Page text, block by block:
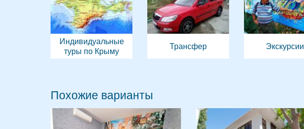
Индивидуальные
туры по Крыму
Трансфер Экскурсии
Похожие варианты